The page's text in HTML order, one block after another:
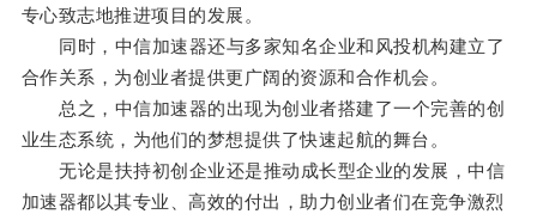
专心致志地推进项目的发展。
同时，中信加速器还与多家知名企业和风投机构建立了
合作关系，为创业者提供更广阔的资源和合作机会。
总之，中信加速器的出现为创业者搭建了一个完善的创
业生态系统，为他们的梦想提供了快速起航的舞台。
无论是扶持初创企业还是推动成长型企业的发展，中信
加速器都以其专业、高效的付出，助力创业者们在竞争激烈